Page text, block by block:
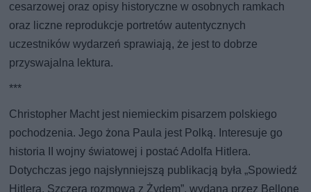
cesarzowej oraz opisy historyczne w osobnych ramkach
oraz liczne reprodukcje portretów autentycznych
uczestników wydarzeń sprawiają, że jest to dobrze
przyswajalna lektura.
***
Christopher Macht jest niemieckim pisarzem polskiego
pochodzenia. Jego żona Paula jest Polką. Interesuje go
historia II wojny światowej i postać Adolfa Hitlera.
Dotychczas jego najsłynniejszą publikacją była „Spowiedź
Hitlera. Szczera rozmowa z Żydem”, wydana przez Bellonę